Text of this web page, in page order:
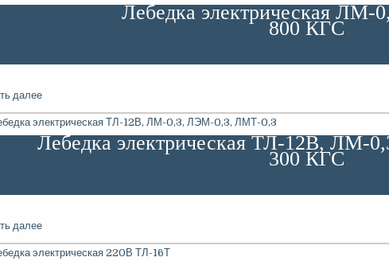
Лебедка электрическая
800 КГС
далее
Лебедка электрическая ТЛ-12В,
300 КГС
далее